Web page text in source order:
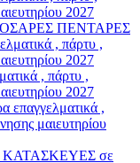
2027
ΠΕΝΤΑΡΕΣ
, πάρτυ ,
2027
, πάρτυ ,
2027
,
μαιευτηρίου
σε